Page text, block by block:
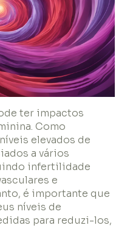
ter impactos
Como
elevados de
a vários
infertilidade
e
é importante que
níveis de
para reduzi-los,